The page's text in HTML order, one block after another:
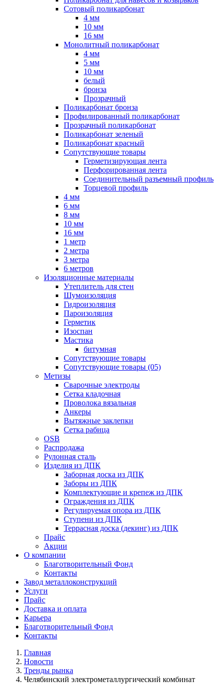
Сотовый поликарбонат
4 мм
10 мм
16 мм
Монолитный поликарбонат
4 мм
5 мм
10 мм
белый
бронза
Прозрачный
Поликарбонат бронза
Профилированный поликарбонат
Прозрачный поликарбонат
Поликарбонат зеленый
Поликарбонат красный
Сопутствующие товары
Герметизирующая лента
Перфорированная лента
Соединительный разъемный профиль
Торцевой профиль
4 мм
6 мм
8 мм
10 мм
16 мм
1 метр
2 метра
3 метра
6 метров
Изоляционные материалы
Утеплитель для стен
Шумоизоляция
Гидроизоляция
Пароизоляция
Герметик
Изоспан
Мастика
битумная
Сопутствующие товары
Сопутствующие товары (05)
Метизы
Сварочные электроды
Сетка кладочная
Проволока вязальная
Анкеры
Вытяжные заклепки
Сетка рабица
OSB
Распродажа
Рулонная сталь
Изделия из ДПК
Заборная доска из ДПК
Заборы из ДПК
Комплектующие и крепеж из ДПК
Ограждения из ДПК
Регулируемая опора из ДПК
Ступени из ДПК
Террасная доска (декинг) из ДПК
Прайс
Акции
О компании
Благотворительный Фонд
Контакты
Завод металлоконструкций
Услуги
Прайс
Доставка и оплата
Карьера
Благотворительный Фонд
Контакты
Главная
Новости
Тренды рынка
Челябинский электрометаллургический комбинат